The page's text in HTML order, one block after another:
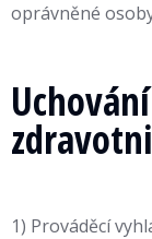
oprávněné
1) Prováděcí